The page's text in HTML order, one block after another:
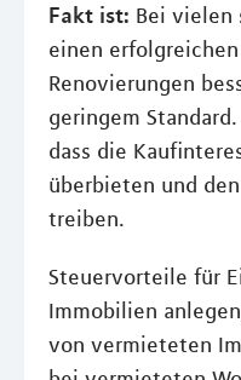
Fakt ist: Bei vielen
einen
Renovierungen
geringem
dass die
überbieten und
treiben.
Steuervorteile für
Immobilien
von vermieteten